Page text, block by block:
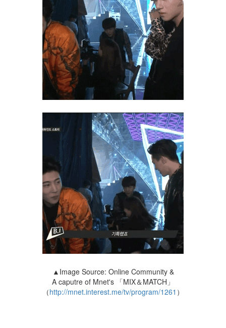
▲Image Source: Online Community &
A caputre of Mnet's 「MIX＆MATCH」
（http://mnet.interest.me/tv/program/1261 ）